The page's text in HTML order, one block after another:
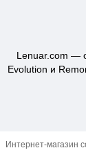
Lenuar.com —
Evolution и
Интернет-магазин